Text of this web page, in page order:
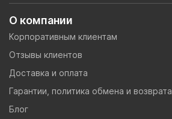
О компании
Корпоративным клиентам
Отзывы клиентов
Доставка и оплата
Гарантии, политика обмена и возврата
Блог